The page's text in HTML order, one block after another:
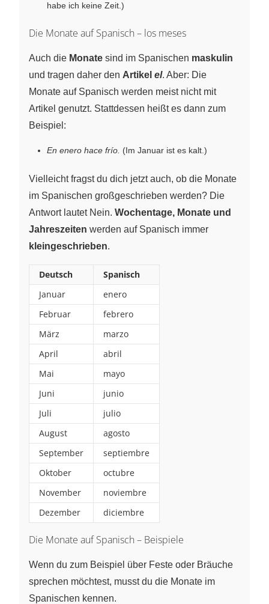
habe ich keine Zeit.)
Die Monate auf Spanisch – los meses
Auch die Monate sind im Spanischen maskulin
und tragen daher den Artikel el. Aber: Die
Monate auf Spanisch werden meist nicht mit
Artikel genutzt. Stattdessen heißt es dann zum
Beispiel:
En enero hace frío. (Im Januar ist es kalt.)
Vielleicht fragst du dich jetzt auch, ob die Monate
im Spanischen großgeschrieben werden? Die
Antwort lautet Nein. Wochentage, Monate und
Jahreszeiten werden auf Spanisch immer
kleingeschrieben.
Deutsch
Spanisch
Januar
enero
Februar
febrero
März
marzo
April
abril
Mai
mayo
Juni
junio
Juli
julio
August
agosto
September
septiembre
Oktober
octubre
November
noviembre
Dezember
diciembre
Die Monate auf Spanisch – Beispiele
Wenn du zum Beispiel über Feste oder Bräuche
sprechen möchtest, musst du die Monate im
Spanischen kennen.